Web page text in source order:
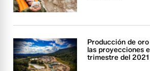
Producción de
las proyecciones
trimestre del 2021